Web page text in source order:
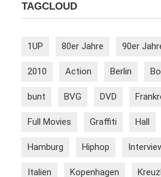
TAGCLOUD
1UP 80er Jahre 90er
2010 Action Berlin
bunt BVG DVD
Full Movies Graffiti Hall
Hamburg Hiphop
Italien Kopenhagen